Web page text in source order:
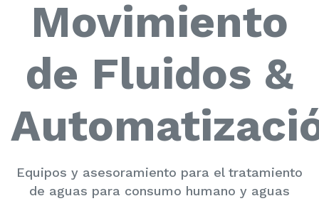
Movimiento
de Fluidos &
Equipos y asesoramiento para el tratamiento
de aguas para consumo humano y aguas